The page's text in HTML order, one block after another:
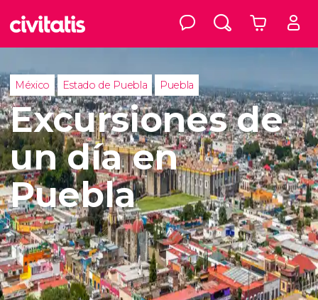
México Estado de Puebla Puebla
Excursiones de
un día en
Puebla